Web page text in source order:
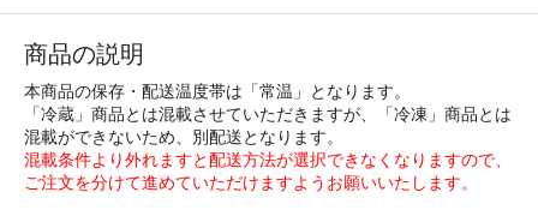
商品の説明
本商品の保存・配送温度帯は「常温」となります。
「冷蔵」商品とは混載させていただきますが、「冷凍」商品とは
混載ができないため、別配送となります。
混載条件より外れますと配送方法が選択できなくなりますので、
ご注文を分けて進めていただけますようお願いいたします。